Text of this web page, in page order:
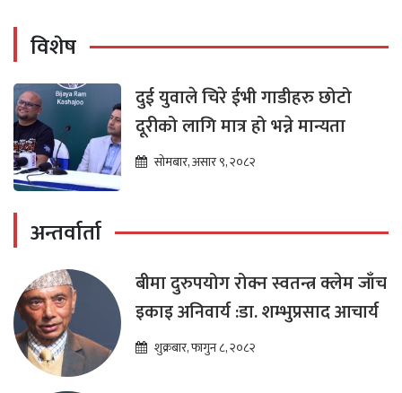
विशेष
दुई युवाले चिरे ईभी गाडीहरु छोटो
दूरीको लागि मात्र हो भन्ने मान्यता
सोमबार, असार ९, २०८२
अन्तर्वार्ता
बीमा दुरुपयोग रोक्न स्वतन्त्र क्लेम जाँच
इकाइ अनिवार्य :डा. शम्भुप्रसाद आचार्य
शुक्रबार, फागुन ८, २०८२